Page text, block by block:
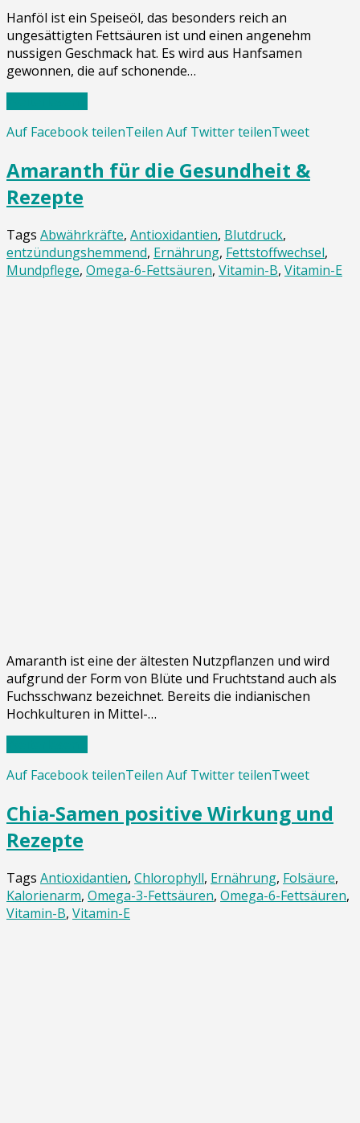
Hanföl ist ein Speiseöl, das besonders reich an
ungesättigten Fettsäuren ist und einen angenehm
nussigen Geschmack hat. Es wird aus Hanfsamen
gewonnen, die auf schonende…
Auf Facebook teilenTeilen Auf Twitter teilenTweet
Amaranth für die Gesundheit &
Rezepte
Tags Abwährkräfte, Antioxidantien, Blutdruck,
entzündungshemmend, Ernährung, Fettstoffwechsel,
Mundpflege, Omega-6-Fettsäuren, Vitamin-B, Vitamin-E
Amaranth ist eine der ältesten Nutzpflanzen und wird
aufgrund der Form von Blüte und Fruchtstand auch als
Fuchsschwanz bezeichnet. Bereits die indianischen
Hochkulturen in Mittel-…
Auf Facebook teilenTeilen Auf Twitter teilenTweet
Chia-Samen positive Wirkung und
Rezepte
Tags Antioxidantien, Chlorophyll, Ernährung, Folsäure,
Kalorienarm, Omega-3-Fettsäuren, Omega-6-Fettsäuren,
Vitamin-B, Vitamin-E